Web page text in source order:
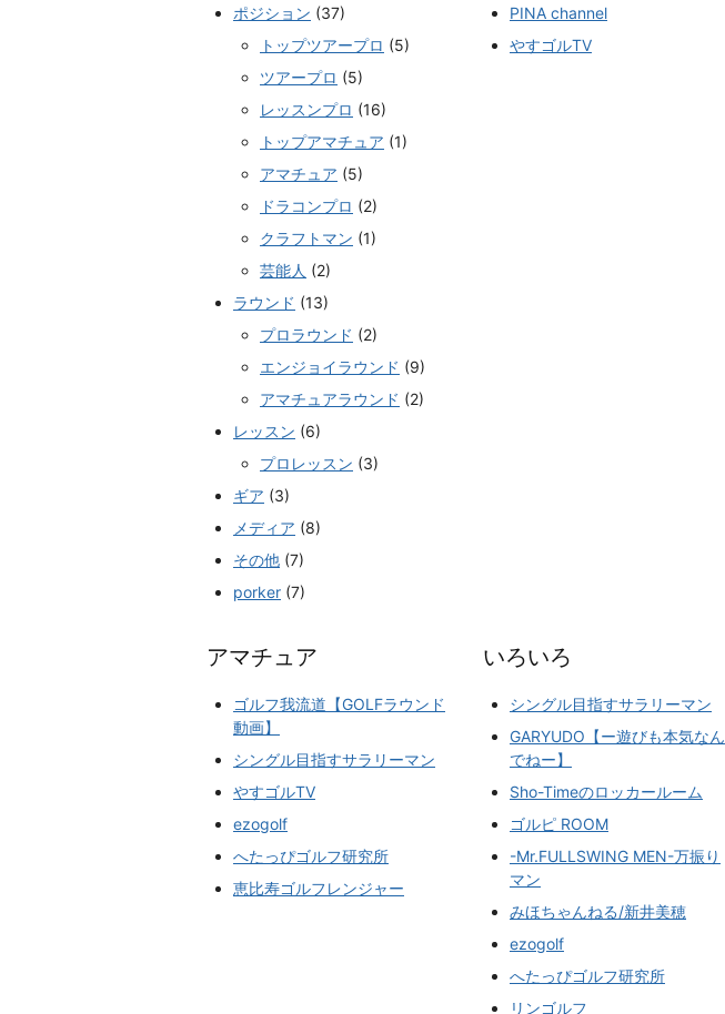
ポジション (37)
トップツアープロ (5)
ツアープロ (5)
レッスンプロ (16)
トップアマチュア (1)
アマチュア (5)
ドラコンプロ (2)
クラフトマン (1)
芸能人 (2)
ラウンド (13)
プロラウンド (2)
エンジョイラウンド (9)
アマチュアラウンド (2)
レッスン (6)
プロレッスン (3)
ギア (3)
メディア (8)
その他 (7)
porker (7)
PINA channel
やすゴルTV
アマチュア
ゴルフ我流道【GOLFラウンド
動画】
シングル目指すサラリーマン
やすゴルTV
ezogolf
へたっぴゴルフ研究所
恵比寿ゴルフレンジャー
いろいろ
シングル目指すサラリーマン
GARYUDO【ー遊びも本気なん
でねー】
Sho-Timeのロッカールーム
ゴルピ ROOM
-Mr.FULLSWING MEN-万振り
マン
みほちゃんねる/新井美穂
ezogolf
へたっぴゴルフ研究所
リンゴルフ